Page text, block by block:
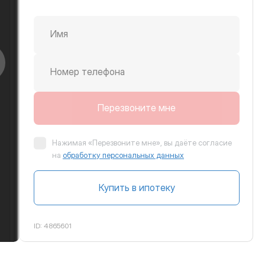
вправо
Имя
Номер телефона
Перезвоните мне
Нажимая «Перезвоните мне», вы даёте согласие
на обработку персональных данных
Купить в ипотеку
ID: 4865601